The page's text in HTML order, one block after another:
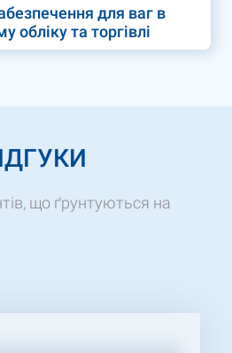
для ваг в
обліку та торгівлі
що ґрунтуються на